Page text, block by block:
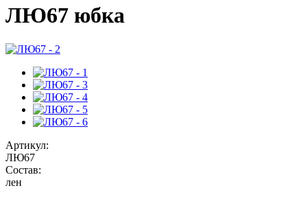
ЛЮ67 юбка
Артикул:
ЛЮ67
Состав:
лен